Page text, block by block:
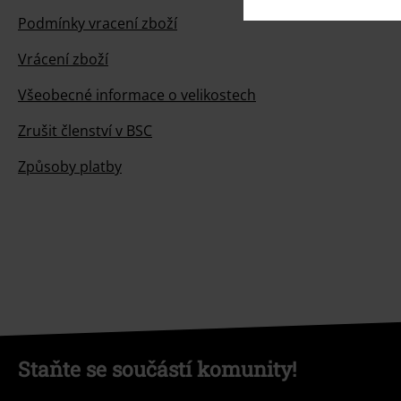
Podmínky vracení zboží
Vrácení zboží
Všeobecné informace o velikostech
Zrušit členství v BSC
Způsoby platby
Staňte se součástí komunity!